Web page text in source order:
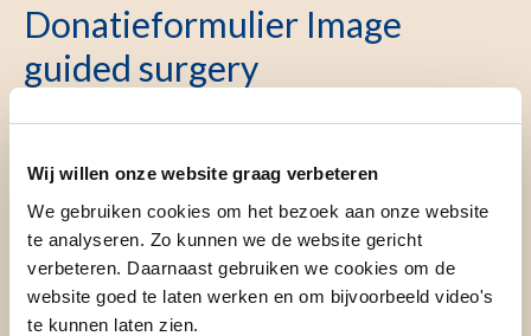
Wij willen onze website graag verbeteren
We gebruiken cookies om het bezoek aan onze website
te analyseren. Zo kunnen we de website gericht
verbeteren. Daarnaast gebruiken we cookies om de
website goed te laten werken en om bijvoorbeeld video's
te kunnen laten zien.
Donatieformulier Image
guided surgery
1
1
steun
Image
guided
surgery
of zakelijk
Particulier
Zakelijk